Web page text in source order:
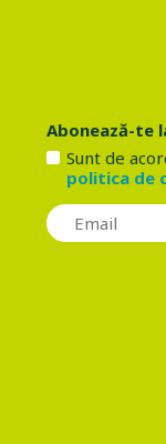
Abonează-te
Sunt de
politica de